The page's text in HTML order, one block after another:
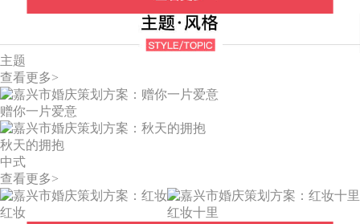
主题
查看更多>
赠你一片爱意
秋天的拥抱
中式
查看更多>
红妆 红妆十里